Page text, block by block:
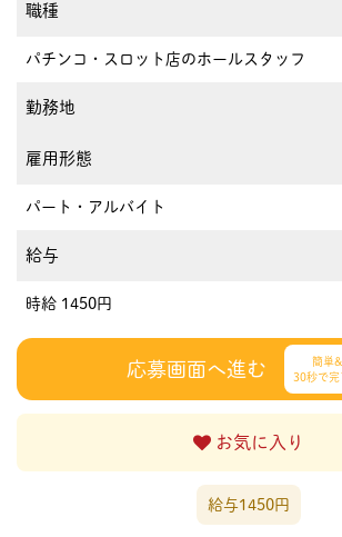
職種
パチンコ・スロット店のホールスタッフ
勤務地
雇用形態
パート・アルバイト
給与
時給 1450円
応募画面へ進む
簡単&
30秒で完
お気に入り
給与1450円